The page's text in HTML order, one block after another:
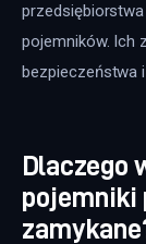
pojemników. Ich
bezpieczeństwa
Dlaczego
pojemniki